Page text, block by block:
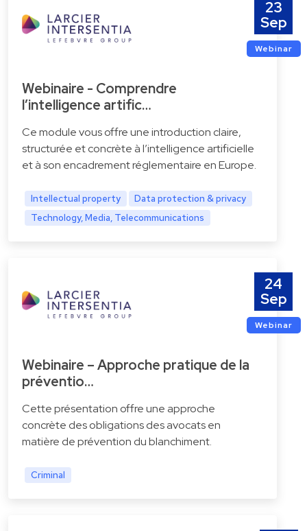
23
Sep
Webinar
Webinaire - Comprendre
l’intelligence artific…
Ce module vous offre une introduction claire,
structurée et concrète à l’intelligence artificielle
et à son encadrement réglementaire en Europe.
Intellectual property
Data protection & privacy
Technology, Media, Telecommunications
24
Sep
Webinar
Webinaire – Approche pratique de la
préventio…
Cette présentation offre une approche
concrète des obligations des avocats en
matière de prévention du blanchiment.
Criminal